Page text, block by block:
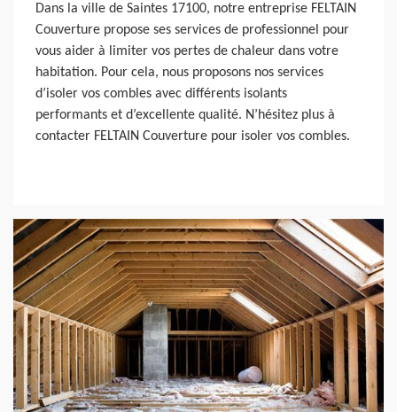
Dans la ville de Saintes 17100, notre entreprise FELTAIN
Couverture propose ses services de professionnel pour
vous aider à limiter vos pertes de chaleur dans votre
habitation. Pour cela, nous proposons nos services
d’isoler vos combles avec différents isolants
performants et d’excellente qualité. N’hésitez plus à
contacter FELTAIN Couverture pour isoler vos combles.